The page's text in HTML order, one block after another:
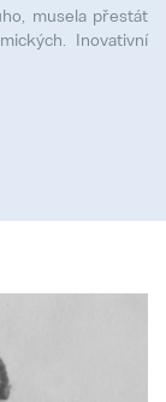
initial review
je novým
musela přestát
Inovativní